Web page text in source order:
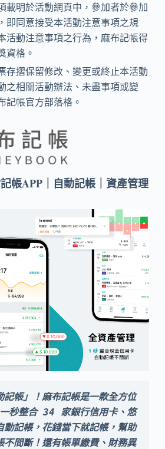
載明於活動網頁中，參加者於參加
即同意接受本活動注意事項之規
活動注意事項之行為，麻布記帳得
資格。
存摺保留修改、變更或終止本活動
之相關活動辦法、未盡事項或變
記帳官方部落格。
帳APP｜自動記帳｜資產管理
記帳」！麻布記帳是一款全方位
秒整合 34 家銀行信用卡、悠
動記帳，花錢當下就記帳，幫助
不間斷！還有帳單繳費、財務異